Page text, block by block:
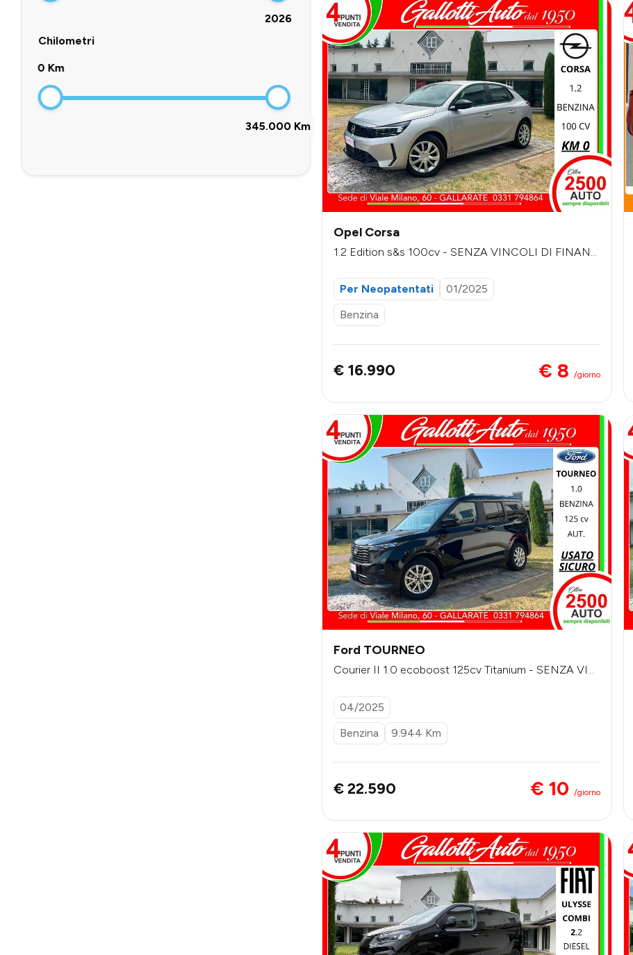
2026
Chilometri
0 Km
345.000 Km
Opel Corsa
1.2 Edition s&s 100cv - SENZA VINCOLI DI FINANZ
Per Neopatentati
01/2025
Benzina
€ 16.990 € 8 /giorno
Ford TOURNEO
Courier II 1.0 ecoboost 125cv Titanium - SENZA VIN
04/2025
Benzina
9.944 Km
€ 22.590 € 10 /giorno